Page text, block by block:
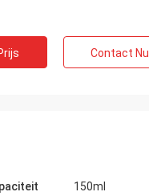
Contact Nu
150ml